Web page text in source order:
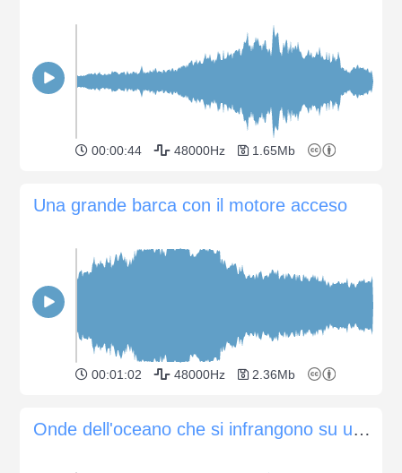
00:00:44 48000Hz 1.65Mb
Una grande barca con il motore acceso
00:01:02 48000Hz 2.36Mb
Onde dell'oceano che si infrangono su una barca in lento movimento